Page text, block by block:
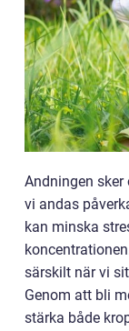
Andningen
vi andas
kan minska
särskilt när vi
Genom att bli
stärka både